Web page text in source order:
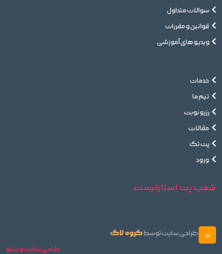
سوالات متداول
قوانین و مقررات
ویدیو های آموزشی
خدمات
تیم ما
رزرو نوبت
مقالات
پت تگ
ورود
شعب پت استایلیست
طراحی سایت توسطگروه لاگ
طراحی سایت و سئو